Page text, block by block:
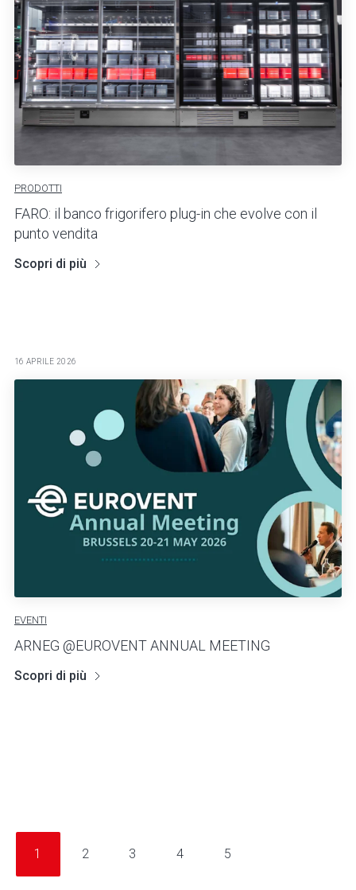
PRODOTTI
FARO: il banco frigorifero plug-in che evolve con il
punto vendita
Scopri di più
16 APRILE 2026
EVENTI
ARNEG @EUROVENT ANNUAL MEETING
Scopri di più
1 2 3 4 5